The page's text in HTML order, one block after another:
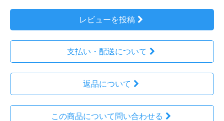
レビューを投稿
支払い・配送について
返品について
この商品について問い合わせる